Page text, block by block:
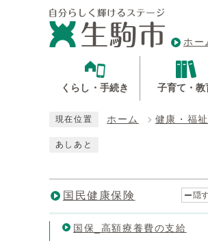
ホー
くらし・手続き 子育て・教
現在位置 ホーム 健康・福祉
あしあと
国民健康保険 隠
国保_高額療養費の支給